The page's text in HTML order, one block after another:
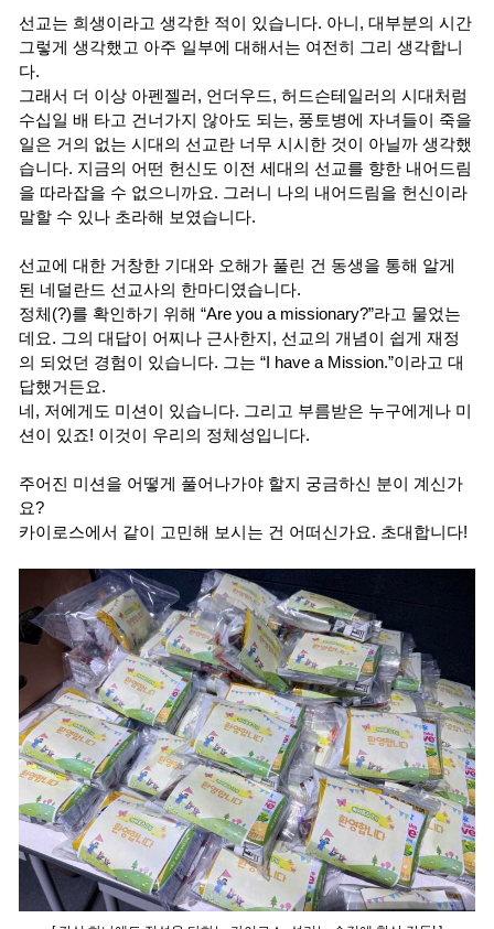
선교는 희생이라고 생각한 적이 있습니다. 아니, 대부분의 시간
그렇게 생각했고 아주 일부에 대해서는 여전히 그리 생각합니
다.
그래서 더 이상 아펜젤러, 언더우드, 허드슨테일러의 시대처럼
수십일 배 타고 건너가지 않아도 되는, 풍토병에 자녀들이 죽을
일은 거의 없는 시대의 선교란 너무 시시한 것이 아닐까 생각했
습니다. 지금의 어떤 헌신도 이전 세대의 선교를 향한 내어드림
을 따라잡을 수 없으니까요. 그러니 나의 내어드림을 헌신이라
말할 수 있나 초라해 보였습니다.
선교에 대한 거창한 기대와 오해가 풀린 건 동생을 통해 알게
된 네덜란드 선교사의 한마디였습니다.
정체(?)를 확인하기 위해 “Are you a missionary?”라고 물었는
데요. 그의 대답이 어찌나 근사한지, 선교의 개념이 쉽게 재정
의 되었던 경험이 있습니다. 그는 “I have a Mission.”이라고 대
답했거든요.
네, 저에게도 미션이 있습니다. 그리고 부름받은 누구에게나 미
션이 있죠! 이것이 우리의 정체성입니다.
주어진 미션을 어떻게 풀어나가야 할지 궁금하신 분이 계신가
요?
카이로스에서 같이 고민해 보시는 건 어떠신가요. 초대합니다!